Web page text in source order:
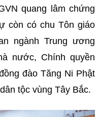
quang lâm chứng
còn có chu Tôn giáo
ngành Trung ương
nước, Chính quyền
đào Tăng Ni Phật
tộc vùng Tây Bắc.